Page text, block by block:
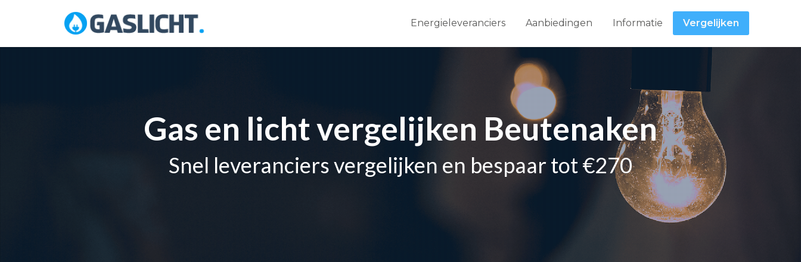
Energieleveranciers Aanbiedingen Informatie Vergelijken
Skip
to
content
Gas en licht vergelijken Beutenaken
Snel leveranciers vergelijken en bespaar tot €270